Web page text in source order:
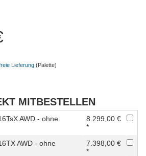
Lieferung (Palette)
MITBESTELLEN
AWD - ohne
8.299,00 €
*
AWD - ohne
7.398,00 €
*